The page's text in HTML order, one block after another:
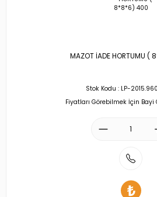
MAZOT İADE HORTUMU
Stok Kodu : LP-
Fiyatları Görebilmek İçin Bayi